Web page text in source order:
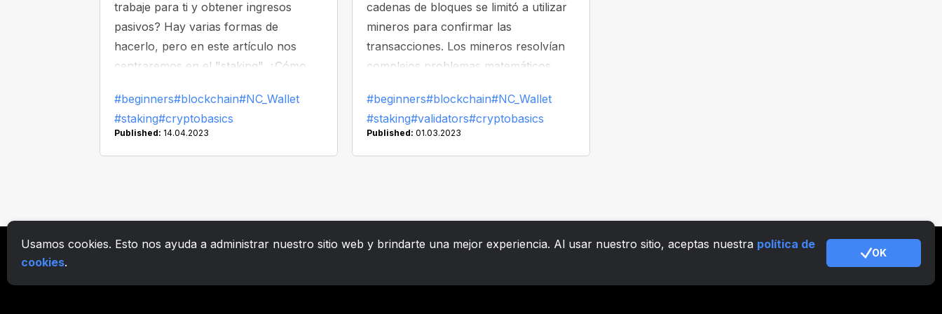
Usamos cookies. Esto nos ayuda a administrar nuestro sitio web y brindarte una mejor experiencia. Al usar nuestro sitio, aceptas nuestra política de
cookies.
OK
trabaje para ti y obtener ingresos
pasivos? Hay varias formas de
hacerlo, pero en este artículo nos
centraremos en el "staking". ¿Cómo
de "staking" hay para probar?
Averigüémoslo.
#beginners#blockchain#NC_Wallet
#staking#cryptobasics
Published: 14.04.2023
cadenas de bloques se limitó a utilizar
mineros para confirmar las
transacciones. Los mineros resolvían
complejos problemas matemáticos
más rápidamente posible. Tales
procesos eran lentos y consumían
#beginners#blockchain#NC_Wallet
#staking#validators#cryptobasics
Published: 01.03.2023
Apoyo